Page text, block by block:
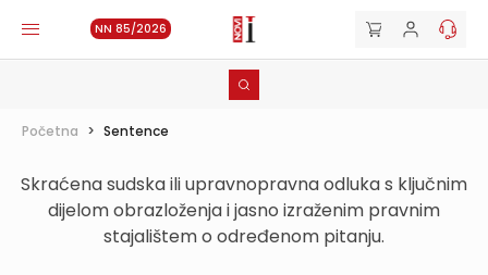
NN 85/2026
Početna > Sentence
Skraćena sudska ili upravnopravna odluka s ključnim
dijelom obrazloženja i jasno izraženim pravnim
stajalištem o određenom pitanju.